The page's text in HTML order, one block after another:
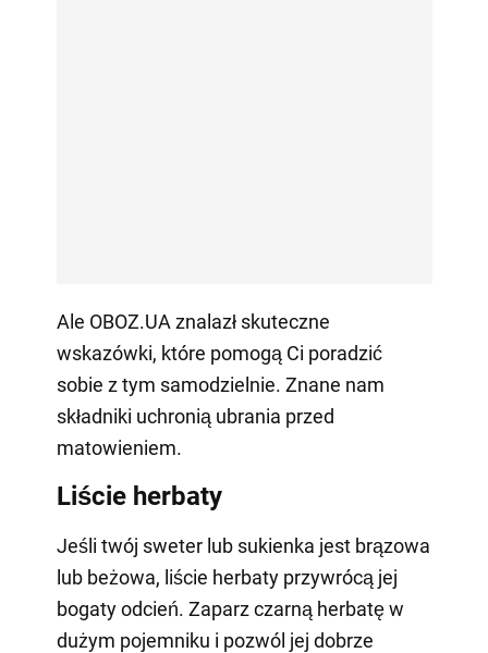
Ale OBOZ.UA znalazł skuteczne
wskazówki, które pomogą Ci poradzić
sobie z tym samodzielnie. Znane nam
składniki uchronią ubrania przed
matowieniem.
Liście herbaty
Jeśli twój sweter lub sukienka jest brązowa
lub beżowa, liście herbaty przywrócą jej
bogaty odcień. Zaparz czarną herbatę w
dużym pojemniku i pozwól jej dobrze